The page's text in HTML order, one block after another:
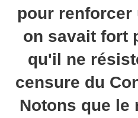
pour renforcer
on savait fort
qu'il ne
censure du
Notons que le